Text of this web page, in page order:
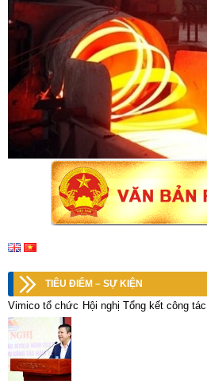
TIÊU ĐIỂM – SỰ KIỆN
Vimico tổ chức Hội nghị Tổng kết công tác
nhiệm vụ công tác năm 2023